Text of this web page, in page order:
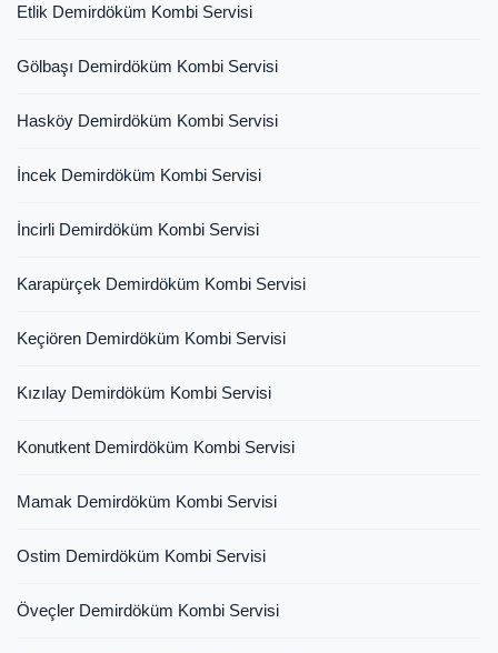
Etlik Demirdöküm Kombi Servisi
Gölbaşı Demirdöküm Kombi Servisi
Hasköy Demirdöküm Kombi Servisi
İncek Demirdöküm Kombi Servisi
İncirli Demirdöküm Kombi Servisi
Karapürçek Demirdöküm Kombi Servisi
Keçiören Demirdöküm Kombi Servisi
Kızılay Demirdöküm Kombi Servisi
Konutkent Demirdöküm Kombi Servisi
Mamak Demirdöküm Kombi Servisi
Ostim Demirdöküm Kombi Servisi
Öveçler Demirdöküm Kombi Servisi